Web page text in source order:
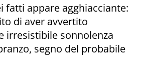
fatti appare agghiacciante:
di aver avvertito
irresistibile sonnolenza
segno del probabile